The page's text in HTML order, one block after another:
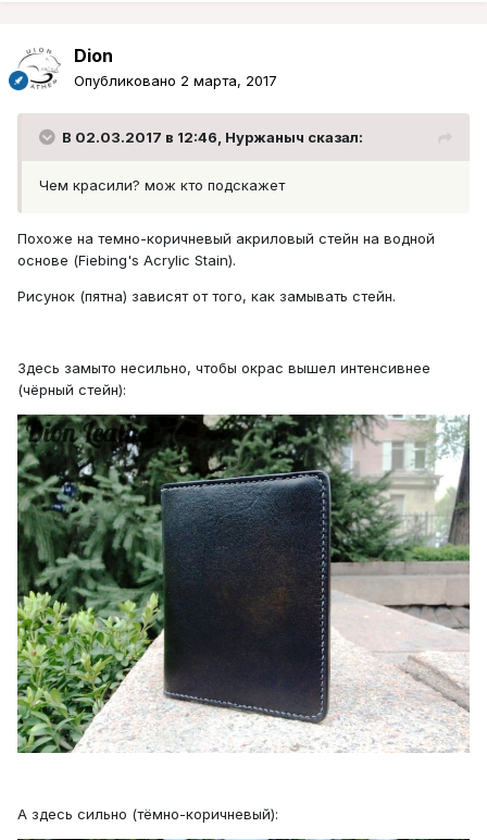
Dion
Опубликовано 2 марта, 2017
В 02.03.2017 в 12:46, Нуржаныч сказал:
Чем красили? мож кто подскажет
Похоже на темно-коричневый акриловый стейн на водной
основе (Fiebing's Acrylic Stain).
Рисунок (пятна) зависят от того, как замывать стейн.
Здесь замыто несильно, чтобы окрас вышел интенсивнее
(чёрный стейн):
А здесь сильно (тёмно-коричневый):